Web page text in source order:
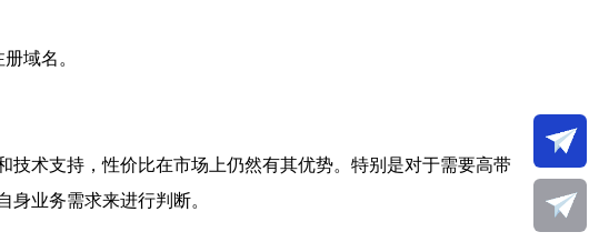
域名。
术支持，性价比在市场上仍然有其优势。特别是对于需要高带
业务需求来进行判断。